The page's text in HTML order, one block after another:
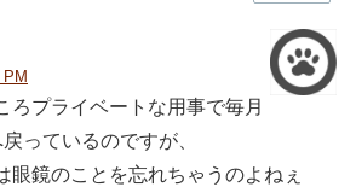
ろプライベートな用事で毎月
っているのですが、
眼鏡のことを忘れちゃうのよねぇ